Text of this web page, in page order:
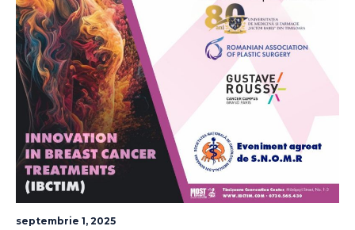
septembrie 1, 2025